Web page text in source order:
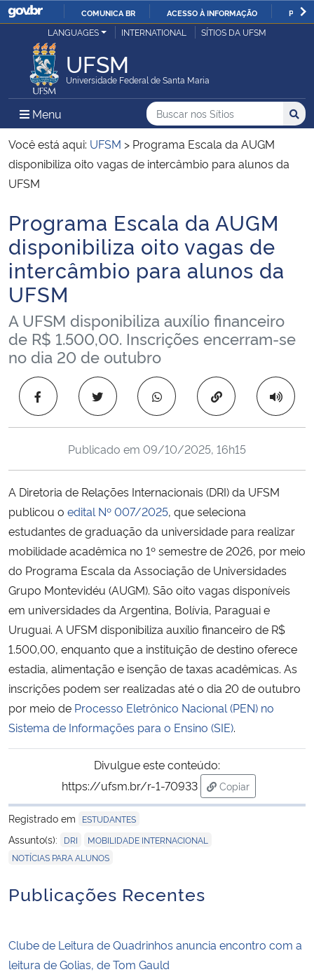
IR
COMUNICA BR ACESSO À INFORMAÇÃO
Ministério da Justiça e Segurança Pública
Ministério da Defesa
Ministério das Relações Exteriores
Ministério da Economia
Ministério da Infraestrutura
Ministério da Agricultura, Pecuária e Abastecimento
Ministério da Educação
Ministério da Cidadania
Ministério da Saúde
Ministério de Minas e Energia
Ministério do Meio Ambiente
Ministério do Turismo
Ministério do Desenvolvimento Regional
Controladoria-Geral da União
Ministério da Mulher, da Família e dos Direitos Humanos
Secretaria de Governo
Gabinete de Segurança Institucional
Advocacia-Geral da União
Banco Central do Brasil
Planalto
LANGUAGES INTERNATIONAL SÍTIOS DA UFSM
UFSM
Universidade Federal de Santa Maria
Menu Menu Principal do Sítio
Busca
Buscar no nos Sítios
Busca:
Você está aqui: UFSM > Programa Escala da AUGM
disponibiliza oito vagas de intercâmbio para alunos da
UFSM
Início do conteúdo
Programa Escala da AUGM
disponibiliza oito vagas de
intercâmbio para alunos da
UFSM
A UFSM disponibiliza auxílio financeiro
de R$ 1.500,00. Inscrições encerram-se
no dia 20 de outubro
Copiar para área
Publicado em 09/10/2025, 16h15
A Diretoria de Relações Internacionais (DRI) da UFSM
publicou o edital Nº 007/2025, que seleciona
estudantes de graduação da universidade para realizar
mobilidade acadêmica no 1º semestre de 2026, por meio
do Programa Escala da Associação de Universidades
Grupo Montevidéu (AUGM). São oito vagas disponíveis
em universidades da Argentina, Bolívia, Paraguai e
Uruguai. A UFSM disponibiliza auxílio financeiro de R$
1.500,00, enquanto que a instituição de destino oferece
estadia, alimentação e isenção de taxas acadêmicas. As
inscrições podem ser realizadas até o dia 20 de outubro
por meio de Processo Eletrônico Nacional (PEN) no
Sistema de Informações para o Ensino (SIE).
Divulgue este conteúdo:
https://ufsm.br/r-1-70933
Copiar
para área de
Registrado em
ESTUDANTES
Assunto(s): DRI MOBILIDADE INTERNACIONAL
NOTÍCIAS PARA ALUNOS
Publicações Recentes
Clube de Leitura de Quadrinhos anuncia encontro com a
leitura de Golias, de Tom Gauld